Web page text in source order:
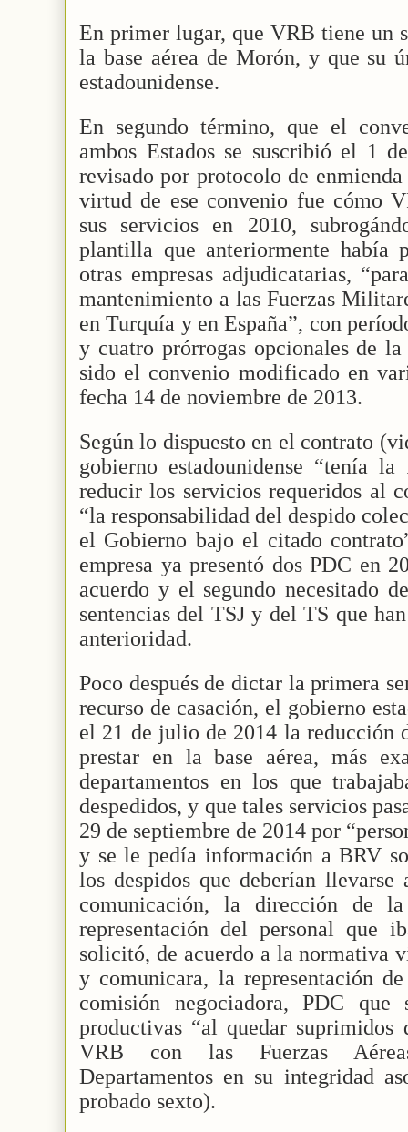
En primer lugar, que VRB tiene un
la base aérea de Morón, y que su
estadounidense.
En segundo término, que el
ambos Estados se suscribió el 1
revisado por protocolo de
virtud de ese convenio fue cómo
sus servicios en 2010,
plantilla que anteriormente había
otras empresas adjudicatarias,
mantenimiento a las Fuerzas
en Turquía y en España”, con
y cuatro prórrogas opcionales de
sido el convenio modificado en
fecha 14 de noviembre de 2013.
Según lo dispuesto en el contrato
gobierno estadounidense “tenía
reducir los servicios requeridos al
“la responsabilidad del despido
el Gobierno bajo el citado
empresa ya presentó dos PDC en
acuerdo y el segundo necesitado
sentencias del TSJ y del TS que
anterioridad.
Poco después de dictar la primera
recurso de casación, el gobierno
el 21 de julio de 2014 la reducción
prestar en la base aérea, más
departamentos en los que
despedidos, y que tales servicios
29 de septiembre de 2014 por
y se le pedía información a BRV
los despidos que deberían
comunicación, la dirección de
representación del personal que
solicitó, de acuerdo a la normativa
y comunicara, la representación
comisión negociadora, PDC que
productivas “al quedar suprimidos
VRB con las Fuerzas
Departamentos en su integridad
probado sexto).